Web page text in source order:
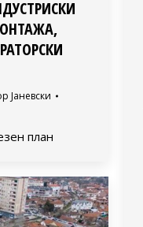
Јаневски
план